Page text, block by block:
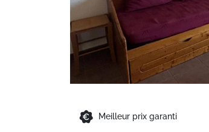
Meilleur prix garanti